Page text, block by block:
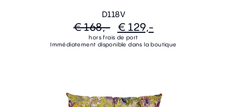
D118V
€ 168,- € 129,-
hors frais de port
Immédiatement disponible dans la boutique